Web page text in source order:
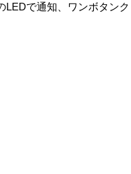
LEDで通知、ワンボタン